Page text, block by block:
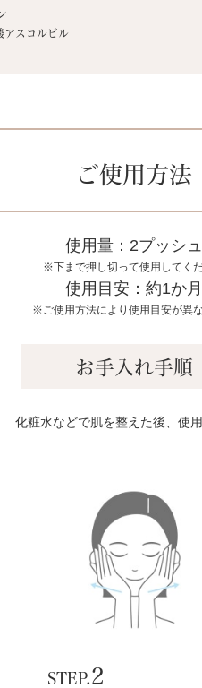
アスコルビル
ご使用方法
使用量：2プッシュ
※下まで押し切って使用してく
使用目安：約1か月
※ご使用方法により使用目安が異
お手入れ手順
化粧水などで肌を整えた後、使用
STEP.2